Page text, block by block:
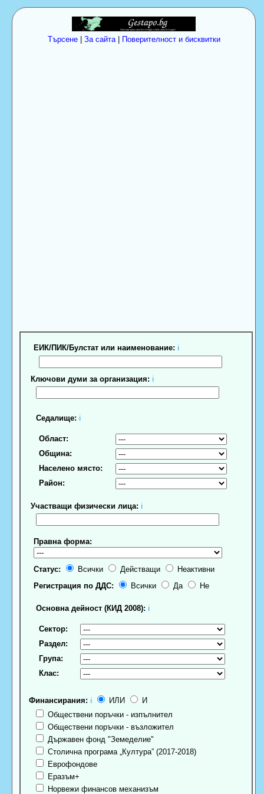
Търсене| За сайта| Поверителност и бисквитки
ЕИК/ПИК/Булстат или наименование: ℹ
Ключови думи за организация: ℹ
Седалище: ℹ
Област:
Община:
Населено място:
Район:
Участващи физически лица: ℹ
Правна форма:
Статус: Всички Действащи
Неактивни
Регистрация по ДДС:
Всички Да Не
Основна дейност (КИД 2008): ℹ
Сектор:
Раздел:
Група:
Клас:
Финансирания: ℹ ИЛИ
И
Обществени поръчки - изпълнител
Обществени поръчки - възложител
Държавен фонд "Земеделие"
Столична програма „Култура” (2017-2018)
Еврофондове
Еразъм+
Норвежи финансов механизъм